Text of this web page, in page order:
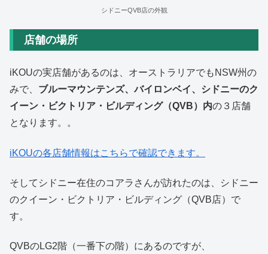
シドニーQVB店の外観
店舗の場所
iKOUの実店舗があるのは、オーストラリアでもNSW州の
みで、 ブルーマウンテンズ、バイロンベイ、シドニーのク
イーン・ビクトリア・ビルディング（QVB）内の３店舗
となります。。
iKOUの各店舗情報はこちらで確認できます。
そしてシドニー在住のコアラさんが訪れたのは、シドニー
のクイーン・ビクトリア・ビルディング（QVB店）で
す。
QVBのLG2階（一番下の階）にあるのですが、